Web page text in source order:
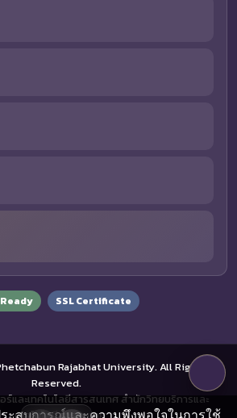
SSL Certificate
Rajabhat University. All Rights
Reserved.
และเทคโนโลยีสารสนเทศ สำนักวิทยบริการและ